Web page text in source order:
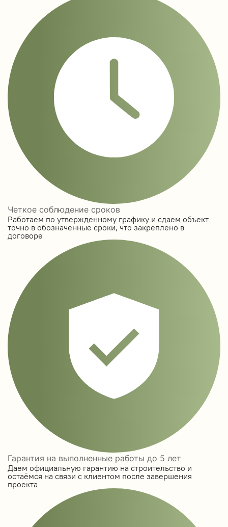
Четкое соблюдение сроков
Работаем по утвержденному графику и сдаем объект
точно в обозначенные сроки, что закреплено в
договоре
Гарантия на выполненные работы до 5 лет
Даем официальную гарантию на строительство и
остаёмся на связи с клиентом после завершения
проекта